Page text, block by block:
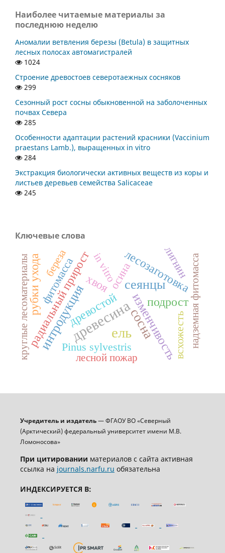
Наиболее читаемые материалы за
последнюю неделю
Аномалии ветвления березы (Betula) в защитных
лесных полосах автомагистралей
1024
Строение древостоев северотаежных сосняков
299
Сезонный рост сосны обыкновенной на заболоченных
почвах Севера
285
Особенности адаптации растений красники (Vaccinium
praestans Lamb.), выращенных in vitro
284
Экстракция биологически активных веществ из коры и
листьев деревьев семейства Salicaceae
245
Ключевые слова
древесина
ель
интродукция сеянцы
сосна
изменчивость
древостой
радиальный прирост
рубки ухода хвоя лесозаготовка
подрост
осина
Pinus sylvestris всхожесть
лигнин
фитомасса
круглые лесоматериалы in vitro
береза надземная фитомасса
лесной пожар
Учредитель и издатель— ФГАОУ ВО «Северный
(Арктический) федеральный университет имени М.В.
Ломоносова»
При цитировании материалов с сайта активная
ссылка на journals.narfu.ru обязательна
ИНДЕКСИРУЕТСЯ В: